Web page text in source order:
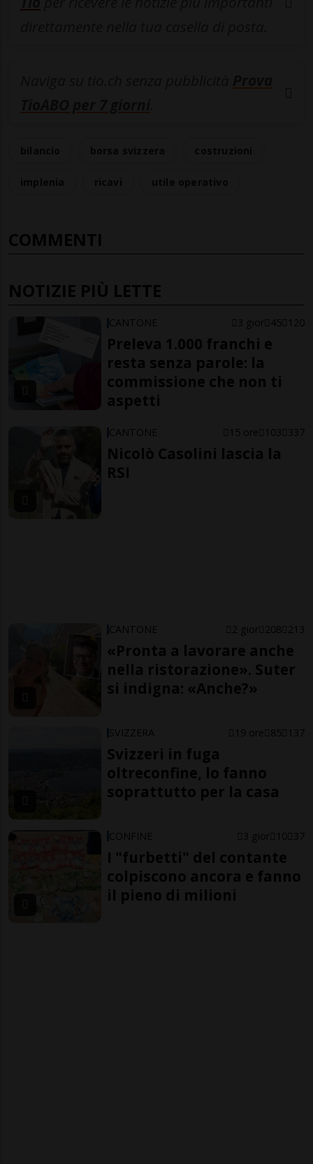
COMMENTI
NOTIZIE PIÙ LETTE
CANTONE 3 gior 45 120
Preleva 1.000 franchi e
resta senza parole: la
commissione che non ti
aspetti
CANTONE 15 ore 103 337
Nicolò Casolini lascia la
RSI
CANTONE 2 gior 208 213
«Pronta a lavorare anche
nella ristorazione». Suter
si indigna: «Anche?»
SVIZZERA 19 ore 85 137
Svizzeri in fuga
oltreconfine, lo fanno
soprattutto per la casa
CONFINE 3 gior 10 37
I "furbetti" del contante
colpiscono ancora e fanno
il pieno di milioni